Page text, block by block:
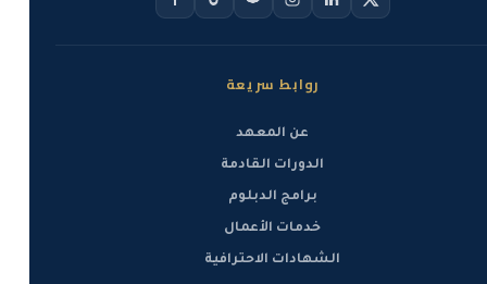
روابط سريعة
عن المعهد
الدورات القادمة
برامج الدبلوم
خدمات الأعمال
الشهادات الاحترافية